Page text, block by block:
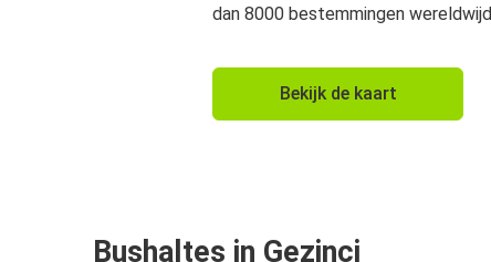
dan 8000 bestemmingen
Bekijk de kaart
Bushaltes in Gezinci